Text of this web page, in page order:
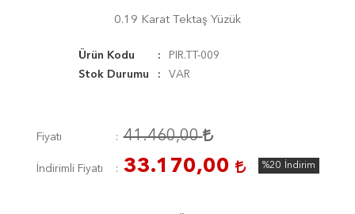
0.19 Karat Tektaş Yüzük
Ürün Kodu
PIR.TT-009
Stok Durumu
VAR
Fiyatı 41.460,00
İndirimli Fiyatı 33.170,00 %20 İndirim